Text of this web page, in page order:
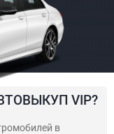
VIP?
в